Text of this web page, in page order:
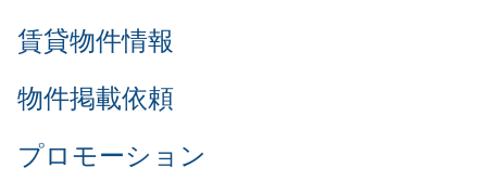
賃貸物件情報
物件掲載依頼
プロモーション